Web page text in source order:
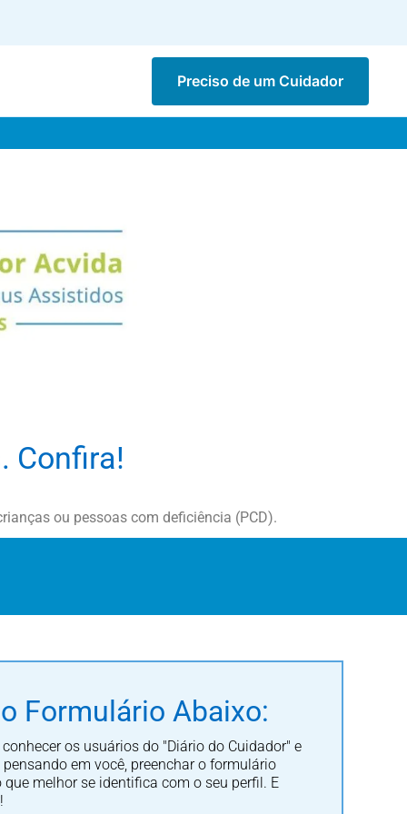
Preciso de um Cuidador
Confira!
ou pessoas com deficiência (PCD).
Formulário Abaixo:
os usuários do "Diário do Cuidador" e
em você, preenchar o formulário
melhor se identifica com o seu perfil. E